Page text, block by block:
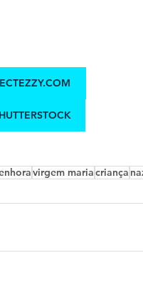
virgem mariacriança